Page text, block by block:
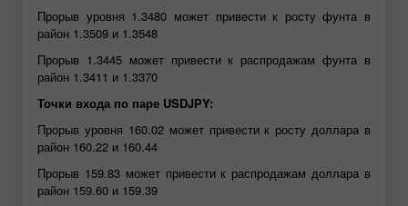
Прорыв уровня 1.3480 может привести к росту фунта в
район 1.3509 и 1.3548
Прорыв 1.3445 может привести к распродажам фунта в
район 1.3411 и 1.3370
Точки входа по паре USDJPY:
Прорыв уровня 160.02 может привести к росту доллара в
район 160.22 и 160.44
Прорыв 159.83 может привести к распродажам доллара в
район 159.60 и 159.39